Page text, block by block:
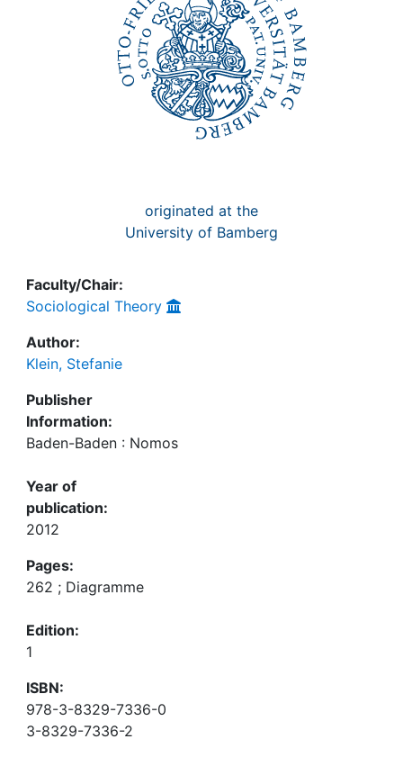
originated at the
University of Bamberg
Faculty/Chair:
Sociological Theory
Author:
Klein, Stefanie
Publisher
Information:
Baden-Baden : Nomos
Year of
publication:
2012
Pages:
262 ; Diagramme
Edition:
1
ISBN:
978-3-8329-7336-0
3-8329-7336-2